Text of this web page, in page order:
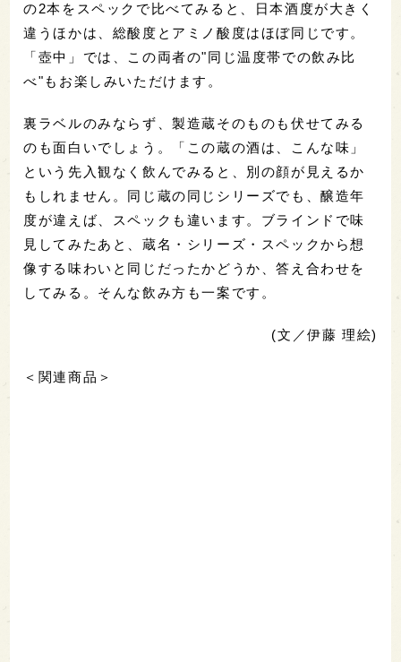
の2本をスペックで比べてみると、日本酒度が大きく
違うほかは、総酸度とアミノ酸度はほぼ同じです。
「壺中」では、この両者の"同じ温度帯での飲み比
べ"もお楽しみいただけます。
裏ラベルのみならず、製造蔵そのものも伏せてみる
のも面白いでしょう。「この蔵の酒は、こんな味」
という先入観なく飲んでみると、別の顔が見えるか
もしれません。同じ蔵の同じシリーズでも、醸造年
度が違えば、スペックも違います。ブラインドで味
見してみたあと、蔵名・シリーズ・スペックから想
像する味わいと同じだったかどうか、答え合わせを
してみる。そんな飲み方も一案です。
(文／伊藤 理絵)
＜関連商品＞